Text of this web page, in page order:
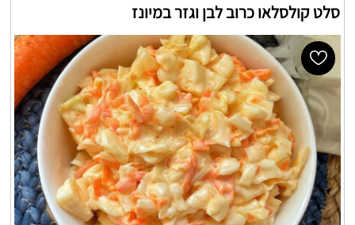
סלט קולסלאו כרוב לבן וגזר במיונז